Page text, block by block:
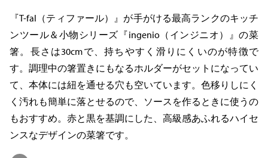
『T-fal（ティファール）』が手がける最高ランクのキッチ
ンツール＆小物シリーズ『ingenio（インジニオ）』の菜
箸。長さは30cmで、持ちやすく滑りにくいのが特徴で
す。調理中の箸置きにもなるホルダーがセットになってい
て、本体には紐を通せる穴も空いています。色移りしにく
く汚れも簡単に落とせるので、ソースを作るときに使うの
もおすすめ。赤と黒を基調にした、高級感あふれるハイセ
ンスなデザインの菜箸です。